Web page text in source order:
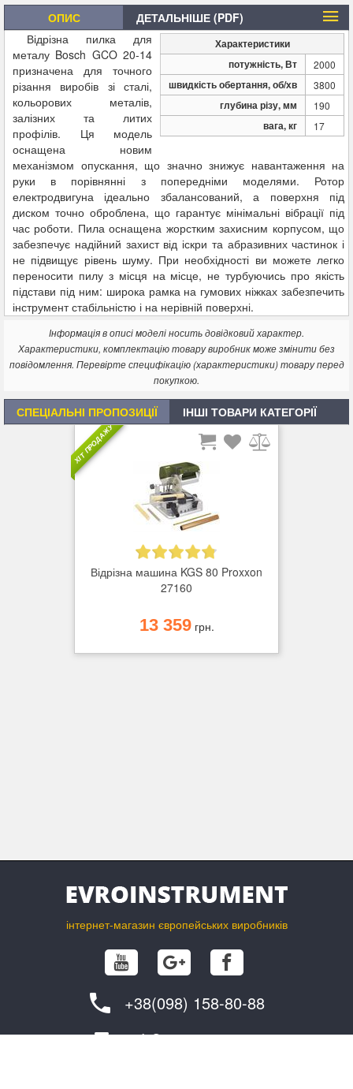
ОПИС ДЕТАЛЬНІШЕ (PDF)
Характеристики
потужність, Вт
2000
швидкість обертання, об/хв 3800
глубина різу, мм 190
вага, кг 17
Відрізна пилка для
металу Bosch GCO 20-14
призначена для точного
різання виробів зі сталі,
кольорових металів,
залізних та литих
профілів. Ця модель
оснащена новим
механізмом опускання, що значно знижує навантаження на
руки в порівнянні з попередніми моделями. Ротор
електродвигуна ідеально збалансований, а поверхня під
диском точно оброблена, що гарантує мінімальні вібрації під
час роботи. Пила оснащена жорстким захисним корпусом, що
забезпечує надійний захист від іскри та абразивних частинок і
не підвищує рівень шуму. При необхідності ви можете легко
переносити пилу з місця на місце, не турбуючись про якість
підстави під ним: широка рамка на гумових ніжках забезпечить
інструмент стабільністю і на нерівній поверхні.
Інформація в описі моделі носить довідковий характер.
Характеристики, комплектацію товару виробник може змінити без
повідомлення. Перевірте специфікацію (характеристики) товару перед
покупкою.
СПЕЦІАЛЬНІ ПРОПОЗИЦІЇ ІНШІ ТОВАРИ КАТЕГОРІЇ
ХІТ ПРОДАЖУ
Відрізна машина KGS 80 Proxxon
27160
13 359грн.
інтернет-магазин європейських виробників
+38(098) 158-80-88
info@evroinstrument.com